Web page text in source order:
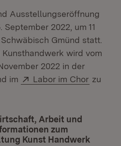
Ausstellungseröffnung
2022, um 11
in neuem Fenster)
Gmünd statt.
wird vom
2022 in der
im
Extern:
Labor im Chor (Öffnet
zu
Arbeit und
zum
Kunst Handwerk